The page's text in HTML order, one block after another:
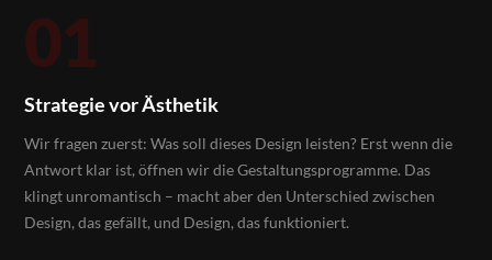
01
Strategie vor Ästhetik
Wir fragen zuerst: Was soll dieses Design leisten? Erst wenn die
Antwort klar ist, öffnen wir die Gestaltungsprogramme. Das
klingt unromantisch – macht aber den Unterschied zwischen
Design, das gefällt, und Design, das funktioniert.